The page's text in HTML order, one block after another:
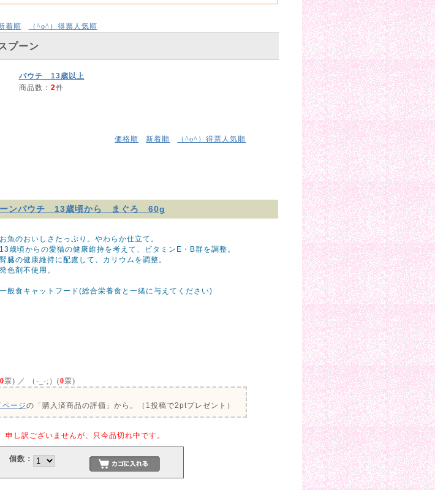
着順 （^o^） 得票人気順
プーン
パウチ 13歳以上
商品数： 2件
価格順 新着順 （^o^）得票人気順
ンパウチ 13歳頃から まぐろ 60g
お魚のおいしさたっぷり。やわらか仕立て。
13歳頃からの愛猫の健康維持を考えて、ビタミンE・B群を調整。
腎臓の健康維持に配慮して、カリウムを調整。
発色剤不使用。
一般食キャットフード(総合栄養食と一緒に与えてください)
0票) ／ （-_-;）(0票)
ページの「購入済商品の評価」から。（1投稿で2ptプレゼント）
申し訳ございませんが、只今品切れ中です。
個数：